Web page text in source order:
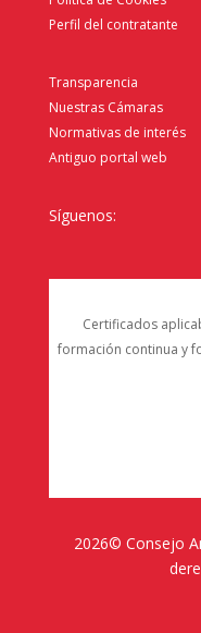
Perfil del contratante
Transparencia
Nuestras Cámaras
Normativas de interés
Antiguo portal web
Síguenos:
Certificados
formación continua y
2026© Consejo